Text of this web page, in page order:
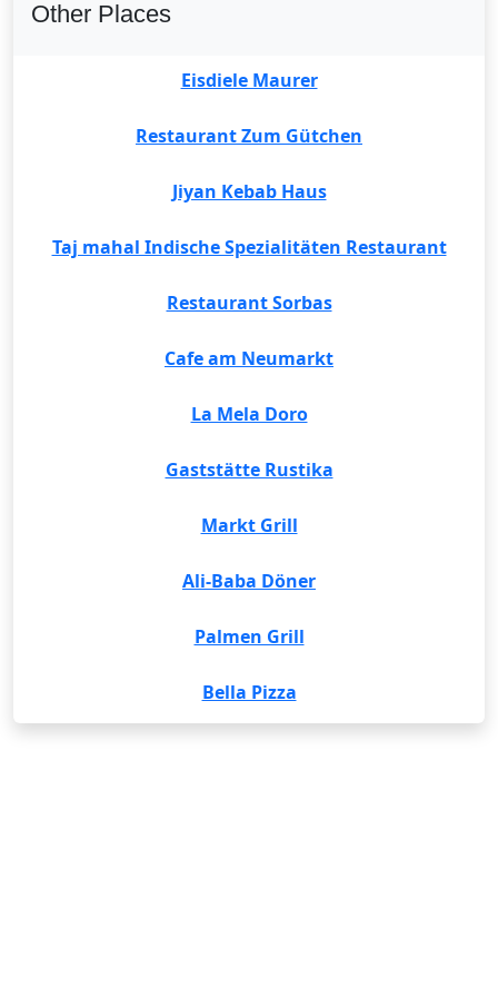
Other Places
Eisdiele Maurer
Restaurant Zum Gütchen
Jiyan Kebab Haus
Taj mahal Indische Spezialitäten Restaurant
Restaurant Sorbas
Cafe am Neumarkt
La Mela Doro
Gaststätte Rustika
Markt Grill
Ali-Baba Döner
Palmen Grill
Bella Pizza